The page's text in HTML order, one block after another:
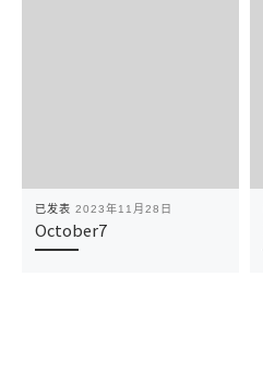
已发表 2023年11月28日
October7